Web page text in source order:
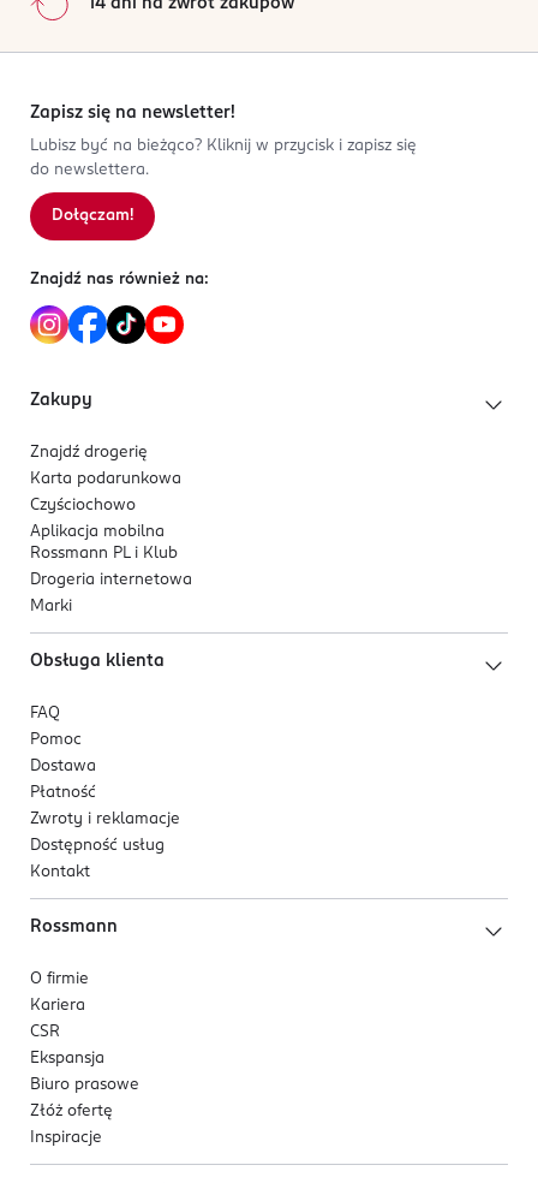
4
0%
2
1
0%
Sortowanie wg
14 dni na zwrot zakupów
Zapisz się na newsletter!
Lubisz być na bieżąco? Kliknij w przycisk i zapisz się
do newslettera.
Dołączam!
Znajdź nas również na:
Zakupy
Znajdź drogerię
Karta podarunkowa
Czyściochowo
Aplikacja mobilna
Rossmann PL i Klub
Drogeria internetowa
Marki
Obsługa klienta
FAQ
Pomoc
Dostawa
Płatność
Zwroty i reklamacje
Dostępność usług
Kontakt
Rossmann
O firmie
Kariera
CSR
Ekspansja
Biuro prasowe
Złóż ofertę
Inspiracje